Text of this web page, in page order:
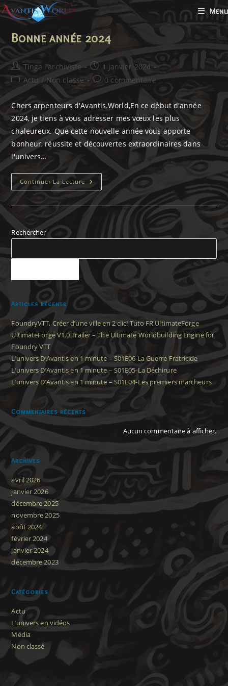
Skip
to
content
Menu
Bonne année 2024
Auteur/autrice
de
publication :
Tinga l'archiviste
Publication
publiée :
1 janvier 2024
Post
category:
Actu / Non classé
Commentaires
de
la
publication :
0 commentaire
Chers arpenteurs d'Avantis.World,En ce début d'année
2024, je tiens à vous adresser mes vœux les plus
chaleureux. Que cette nouvelle année vous apporte
bonheur, réussite et découvertes extraordinaires dans
l'univers…
Continuer La Lecture Bonne
Année
2024
Rechercher
Articles récents
FoundryVTT, Créer d’une ville en 2 clic! Tuto FR UltimateForge
UltimateForge V1.0 Trailer – The Ultimate Worldbuilding Engine for
Foundry VTT
L’univers D’Avantis en 1 minute – S01E06 La Guerre Fratricide
L’univers D’Avantis en 1 minute – S01E05-La Déchirure
L’univers D’Avantis en 1 minute – S01E04-Les premiers marcheurs
Commentaires récents
Aucun commentaire à afficher.
Archives
avril 2026
janvier 2026
décembre 2025
novembre 2025
août 2024
février 2024
janvier 2024
décembre 2023
Catégories
Actu
L’univers en vidéos
Média
Non classé